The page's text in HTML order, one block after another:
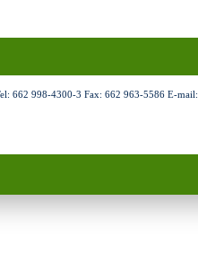
662 998-4300-3 Fax: 662 963-5586 E-mail: